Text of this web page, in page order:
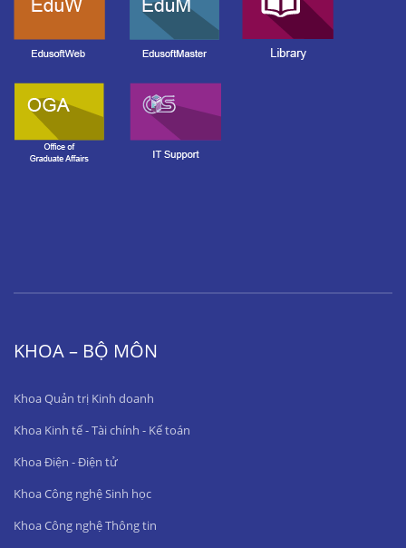
KHOA – BỘ MÔN
Khoa Quản trị Kinh doanh
Khoa Kinh tế - Tài chính - Kế toán
Khoa Điện - Điện tử
Khoa Công nghệ Sinh học
Khoa Công nghệ Thông tin